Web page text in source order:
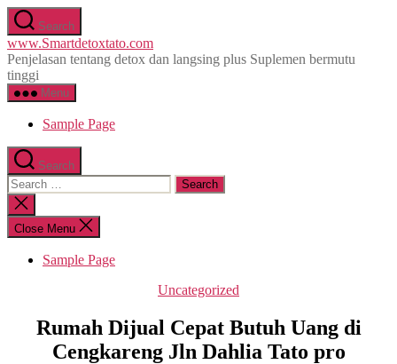
Skip
to
the
content
Search
www.Smartdetoxtato.com
Penjelasan tentang detox dan langsing plus Suplemen bermutu
tinggi
Menu
Sample Page
Search
Search
for:
Close
search
Close Menu
Sample Page
Categories
Uncategorized
Rumah Dijual Cepat Butuh Uang di
Cengkareng Jln Dahlia Tato pro